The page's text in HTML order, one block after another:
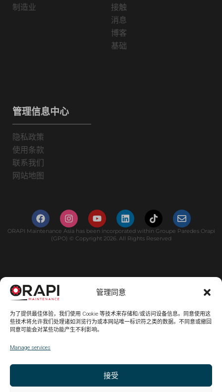
管理同意
为了提供最佳体验，我们使用 Cookie 等技术来存储和/或访问设备信息。同意使用这
些技术将允许我们处理诸如浏览行为或本网站唯一标识符之类的数据。不同意或撤回
同意可能会对某些功能产生不利影响。
Manage services
接受
制造业
接触
消息
博客
基础
管理信息中心
隐私政策
使用条款
联系我们
网站地图
ORAPI Maintenance Asia has been incorporated within Groupe Paredes Orapi
(GPO) © Copyright 2026. All Rights Reserved